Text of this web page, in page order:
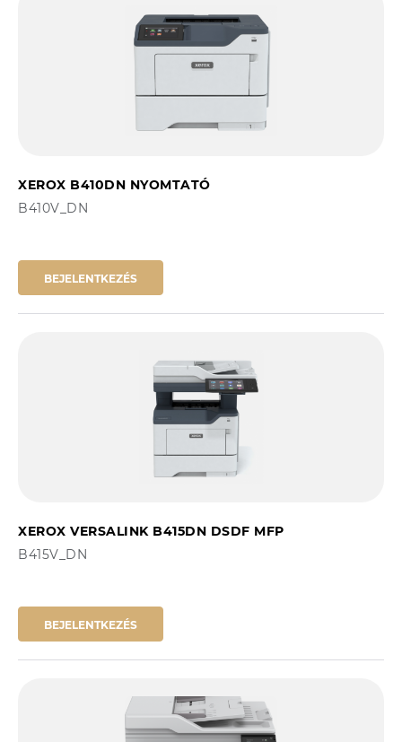
XEROX B410DN NYOMTATÓ
B410V_DN
BEJELENTKEZÉS
XEROX VERSALINK B415DN DSDF MFP
B415V_DN
BEJELENTKEZÉS